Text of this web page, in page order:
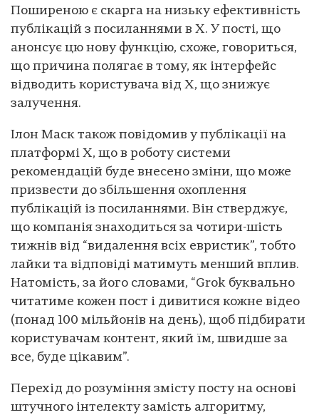
Поширеною є скарга на низьку ефективність
публікацій з посиланнями в X. У пості, що
анонсує цю нову функцію, схоже, говориться,
що причина полягає в тому, як інтерфейс
відводить користувача від X, що знижує
залучення.
Ілон Маск також повідомив у публікації на
платформі X, що в роботу системи
рекомендацій буде внесено зміни, що може
призвести до збільшення охоплення
публікацій із посиланнями. Він стверджує,
що компанія знаходиться за чотири-шість
тижнів від “видалення всіх евристик”, тобто
лайки та відповіді матимуть менший вплив.
Натомість, за його словами, “Grok буквально
читатиме кожен пост і дивитися кожне відео
(понад 100 мільйонів на день), щоб підбирати
користувачам контент, який їм, швидше за
все, буде цікавим”.
Перехід до розуміння змісту посту на основі
штучного інтелекту замість алгоритму,